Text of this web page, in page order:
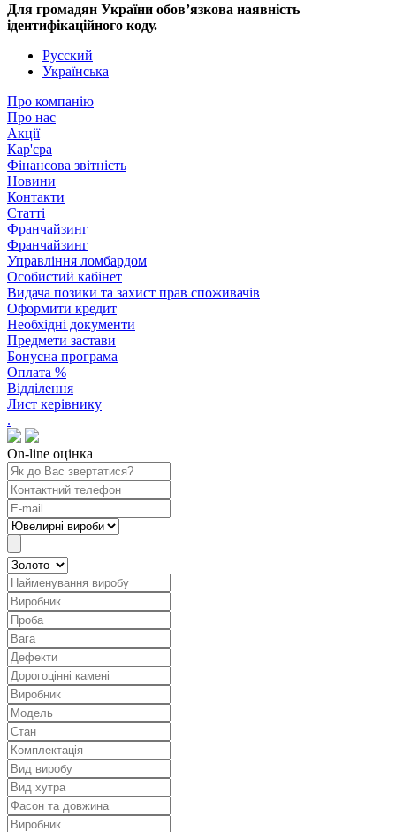
Для громадян України обов’язкова наявність
ідентифікаційного коду.
Русский
Українська
Про компанію
Про нас
Акції
Кар'єра
Фінансова звітність
Новини
Контакти
Статті
Франчайзинг
Франчайзинг
Управління ломбардом
Особистий кабінет
Видача позики та захист прав споживачів
Оформити кредит
Необхідні документи
Предмети застави
Бонусна програма
Оплата %
Відділення
Лист керівнику
.
On-line оцінка